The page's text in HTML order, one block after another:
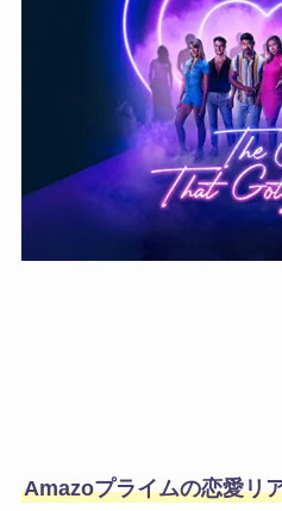
Amazoプライムの恋愛リ